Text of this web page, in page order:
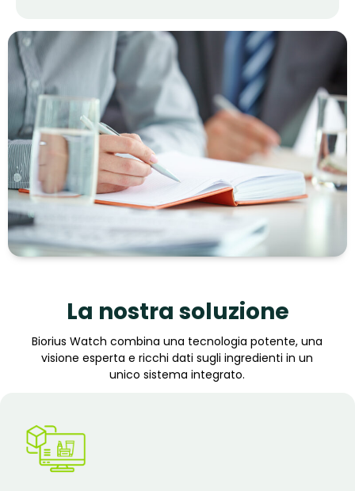
La nostra soluzione
Biorius Watch combina una tecnologia potente, una
visione esperta e ricchi dati sugli ingredienti in un
unico sistema integrato.